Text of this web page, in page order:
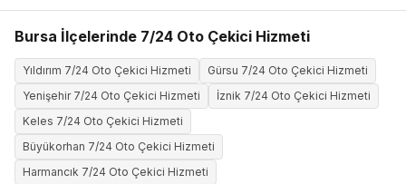
Bursa İlçelerinde 7/24 Oto Çekici Hizmeti
Yıldırım 7/24 Oto Çekici Hizmeti
Gürsu 7/24 Oto Çekici Hizmeti
Yenişehir 7/24 Oto Çekici Hizmeti
İznik 7/24 Oto Çekici Hizmeti
Keles 7/24 Oto Çekici Hizmeti
Büyükorhan 7/24 Oto Çekici Hizmeti
Harmancık 7/24 Oto Çekici Hizmeti